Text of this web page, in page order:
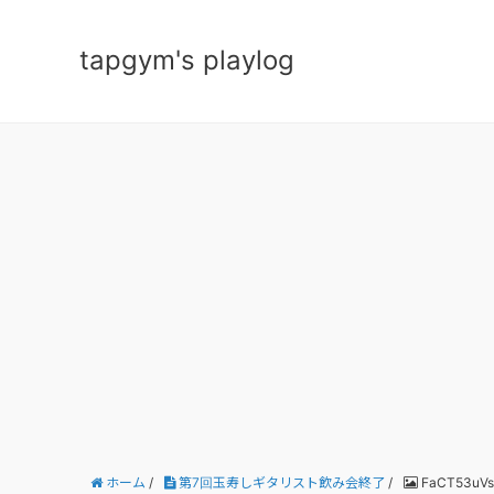
tapgym's playlog
ホーム / 第7回玉寿しギタリスト飲み会終了 /